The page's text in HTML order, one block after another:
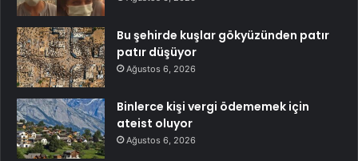
Bu şehirde kuşlar gökyüzünden patır
patır düşüyor
Ağustos 6, 2026
Binlerce kişi vergi ödememek için
ateist oluyor
Ağustos 6, 2026